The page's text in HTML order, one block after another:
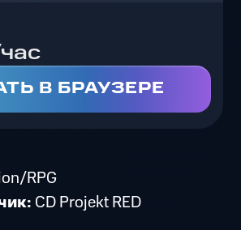
В БРАУЗЕРЕ
RPG
CD Projekt RED